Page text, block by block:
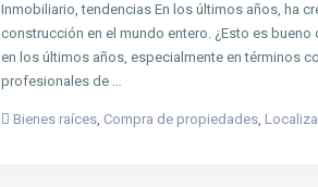
Inmobiliario, tendencias En los últimos años, ha
construcción en el mundo entero. ¿Esto es
en los últimos años, especialmente en términos
profesionales de …
Bienes raíces, Compra de propiedades,